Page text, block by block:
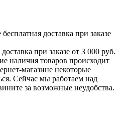
доставка при заказе
при заказе от 3 000 руб.
наличия товаров происходит
магазине некоторые
Сейчас мы работаем над
за возможные неудобства.